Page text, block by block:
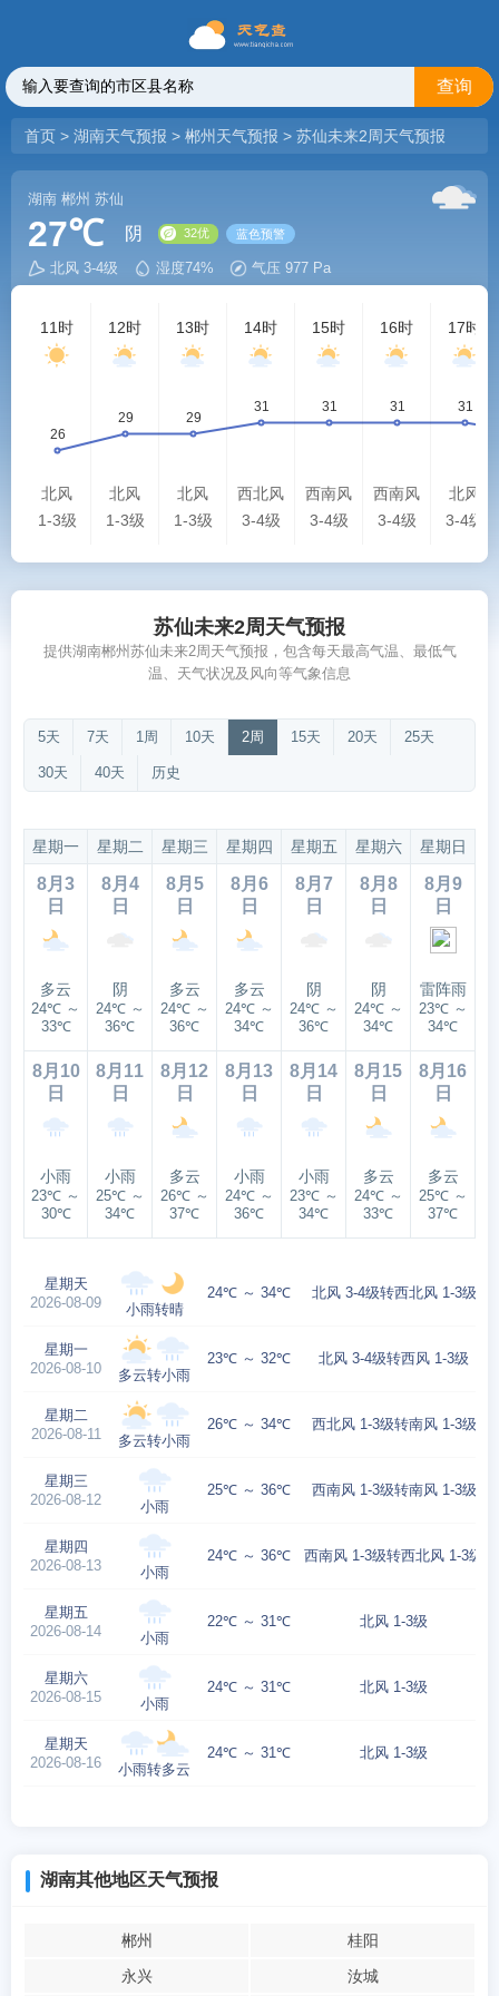
查询
首页 > 湖南天气预报 > 郴州天气预报 > 苏仙未来2周天气预报
湖南 郴州 苏仙
27℃ 阴
北风 3-4级 湿度74% 气压 977 Pa
11时
北风
1-3级
12时
北风
1-3级
13时
北风
1-3级
14时
西北风
3-4级
15时
西南风
3-4级
16时
西南风
3-4级
17时
北风
3-4级
苏仙未来2周天气预报
提供湖南郴州苏仙未来2周天气预报，包含每天最高气温、最低气
温、天气状况及风向等气象信息
5天 7天 1周 10天 2周 15天 20天 25天
30天 40天 历史
星期一 星期二 星期三 星期四 星期五 星期六 星期日
8月3
日
多云
24℃ ～
33℃
8月4
日
阴
24℃ ～
36℃
8月5
日
多云
24℃ ～
36℃
8月6
日
多云
24℃ ～
34℃
8月7
日
阴
24℃ ～
36℃
8月8
日
阴
24℃ ～
34℃
8月9
日
雷阵雨
23℃ ～
34℃
8月10
日
小雨
23℃ ～
30℃
8月11
日
小雨
25℃ ～
34℃
8月12
日
多云
26℃ ～
37℃
8月13
日
小雨
24℃ ～
36℃
8月14
日
小雨
23℃ ～
34℃
8月15
日
多云
24℃ ～
33℃
8月16
日
多云
25℃ ～
37℃
星期天
2026-08-09
小雨转晴
24℃ ～ 34℃ 北风 3-4级转西北风 1-3级
星期一
2026-08-10
多云转小雨
23℃ ～ 32℃ 北风 3-4级转西风 1-3级
星期二
2026-08-11
多云转小雨
26℃ ～ 34℃ 西北风 1-3级转南风 1-3级
星期三
2026-08-12
小雨
25℃ ～ 36℃ 西南风 1-3级转南风 1-3级
星期四
2026-08-13
小雨
24℃ ～ 36℃ 西南风 1-3级转西北风 1-3级
星期五
2026-08-14
小雨
22℃ ～ 31℃ 北风 1-3级
星期六
2026-08-15
小雨
24℃ ～ 31℃ 北风 1-3级
星期天
2026-08-16
小雨转多云
24℃ ～ 31℃ 北风 1-3级
湖南其他地区天气预报
郴州
桂阳
永兴
汝城